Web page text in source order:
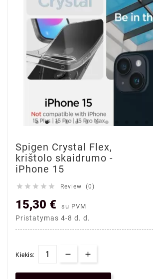
Spigen Crystal Flex,
krištolo skaidrumo -
iPhone 15
     Review (0)
15,30 € su PVM
Pristatymas 4-8 d. d.
Kiekis: